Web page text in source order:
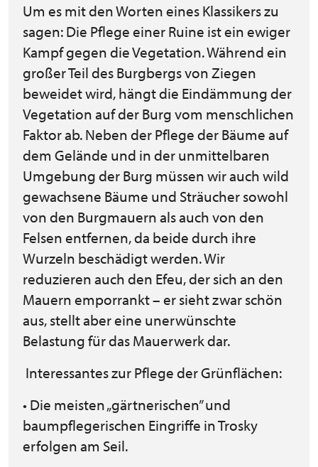
Um es mit den Worten eines Klassikers zu
sagen: Die Pflege einer Ruine ist ein ewiger
Kampf gegen die Vegetation. Während ein
großer Teil des Burgbergs von Ziegen
beweidet wird, hängt die Eindämmung der
Vegetation auf der Burg vom menschlichen
Faktor ab. Neben der Pflege der Bäume auf
dem Gelände und in der unmittelbaren
Umgebung der Burg müssen wir auch wild
gewachsene Bäume und Sträucher sowohl
von den Burgmauern als auch von den
Felsen entfernen, da beide durch ihre
Wurzeln beschädigt werden. Wir
reduzieren auch den Efeu, der sich an den
Mauern emporrankt – er sieht zwar schön
aus, stellt aber eine unerwünschte
Belastung für das Mauerwerk dar.
Interessantes zur Pflege der Grünflächen:
• Die meisten „gärtnerischen” und
baumpflegerischen Eingriffe in Trosky
erfolgen am Seil.